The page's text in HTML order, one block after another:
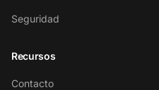
Seguridad
Recursos
Contacto